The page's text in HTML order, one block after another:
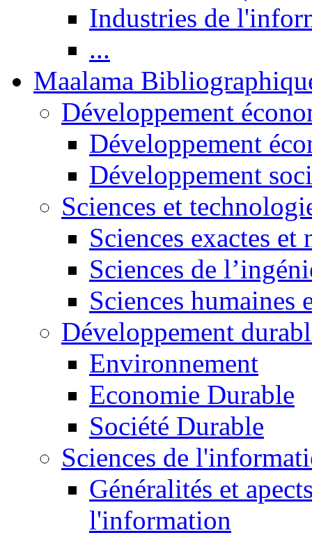
Industries de
...
Maalama
Développement
Développement
Développement
Sciences et
Sciences exactes et
Sciences de
Sciences humaines
Développement
Environnement
Economie Durable
Société Durable
Sciences de
Généralités et
l'information